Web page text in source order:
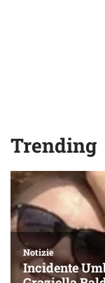
Trending